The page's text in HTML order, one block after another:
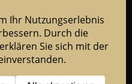
aus Bayern